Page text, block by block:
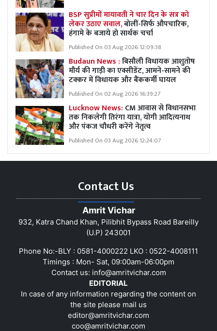
BSP सुप्रीमों मायावती ने चार दिन के सत्र को
लेकर उठाए सवाल,बोलीं-सिर्फ औपचारिक,
हंगामे के बजाये हो सार्थक चर्चा
Published On 03 Aug 2026 12:09:38
Budaun News :बिसौली विधायक आशुतोष
मौर्य की गाड़ी का एक्सीडेंट, आमने-सामने की
टक्कर में विधायक और बैंककर्मी घायल
Published On 02 Aug 2026 16:39:27
Lucknow News: CM आवास से विधानसभा
तक निकलेगी तिरंगा यात्रा, योगी आदित्यनाथ
और पंकज चौधरी करेंगे नेतृत्व
Published On 03 Aug 2026 12:24:07
Contact Us
Amrit Vichar
932, Katra Chand Khan, Pilibhit Bypass Road Bareilly
(U.P) 243001
Phone No:-BLY : 0581-4000222 LKO : 0522-4008111
Timings : Mon- Sat, 09:00am-06:00pm
Contact us: info@amritvichar.com
EDITORIAL
In case of any information regarding the content on
the site please mail us
editor@amritvichar.com
coo@amritvichar.com